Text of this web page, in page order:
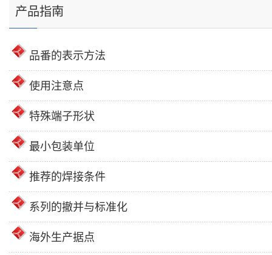
产品指南
品番的表示方法
使用注意点
特殊端子形状
最小包装单位
推荐的焊接条件
系列的撤并与标准化
海外生产据点